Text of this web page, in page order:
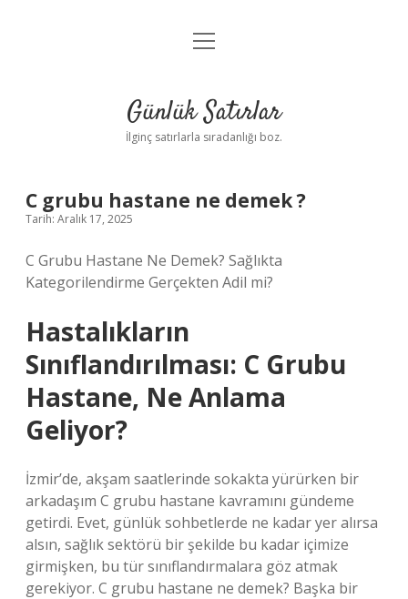
Anasayfa
Yasal Uyarı
menüyü
Günlük Satırlar
İlginç satırlarla sıradanlığı boz.
C grubu hastane ne demek ?
Tarih: Aralık 17, 2025
C Grubu Hastane Ne Demek? Sağlıkta
Kategorilendirme Gerçekten Adil mi?
Hastalıkların
Sınıflandırılması: C Grubu
Hastane, Ne Anlama
Geliyor?
İzmir’de, akşam saatlerinde sokakta yürürken bir
arkadaşım C grubu hastane kavramını gündeme
getirdi. Evet, günlük sohbetlerde ne kadar yer alırsa
alsın, sağlık sektörü bir şekilde bu kadar içimize
girmişken, bu tür sınıflandırmalara göz atmak
gerekiyor. C grubu hastane ne demek? Başka bir